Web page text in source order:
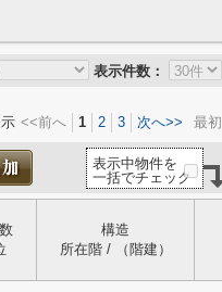
表示件数：
<<前へ 1 2 3 次へ>> 最初
表示中物件を
一括でチェック
構造
所在階 / （階建）